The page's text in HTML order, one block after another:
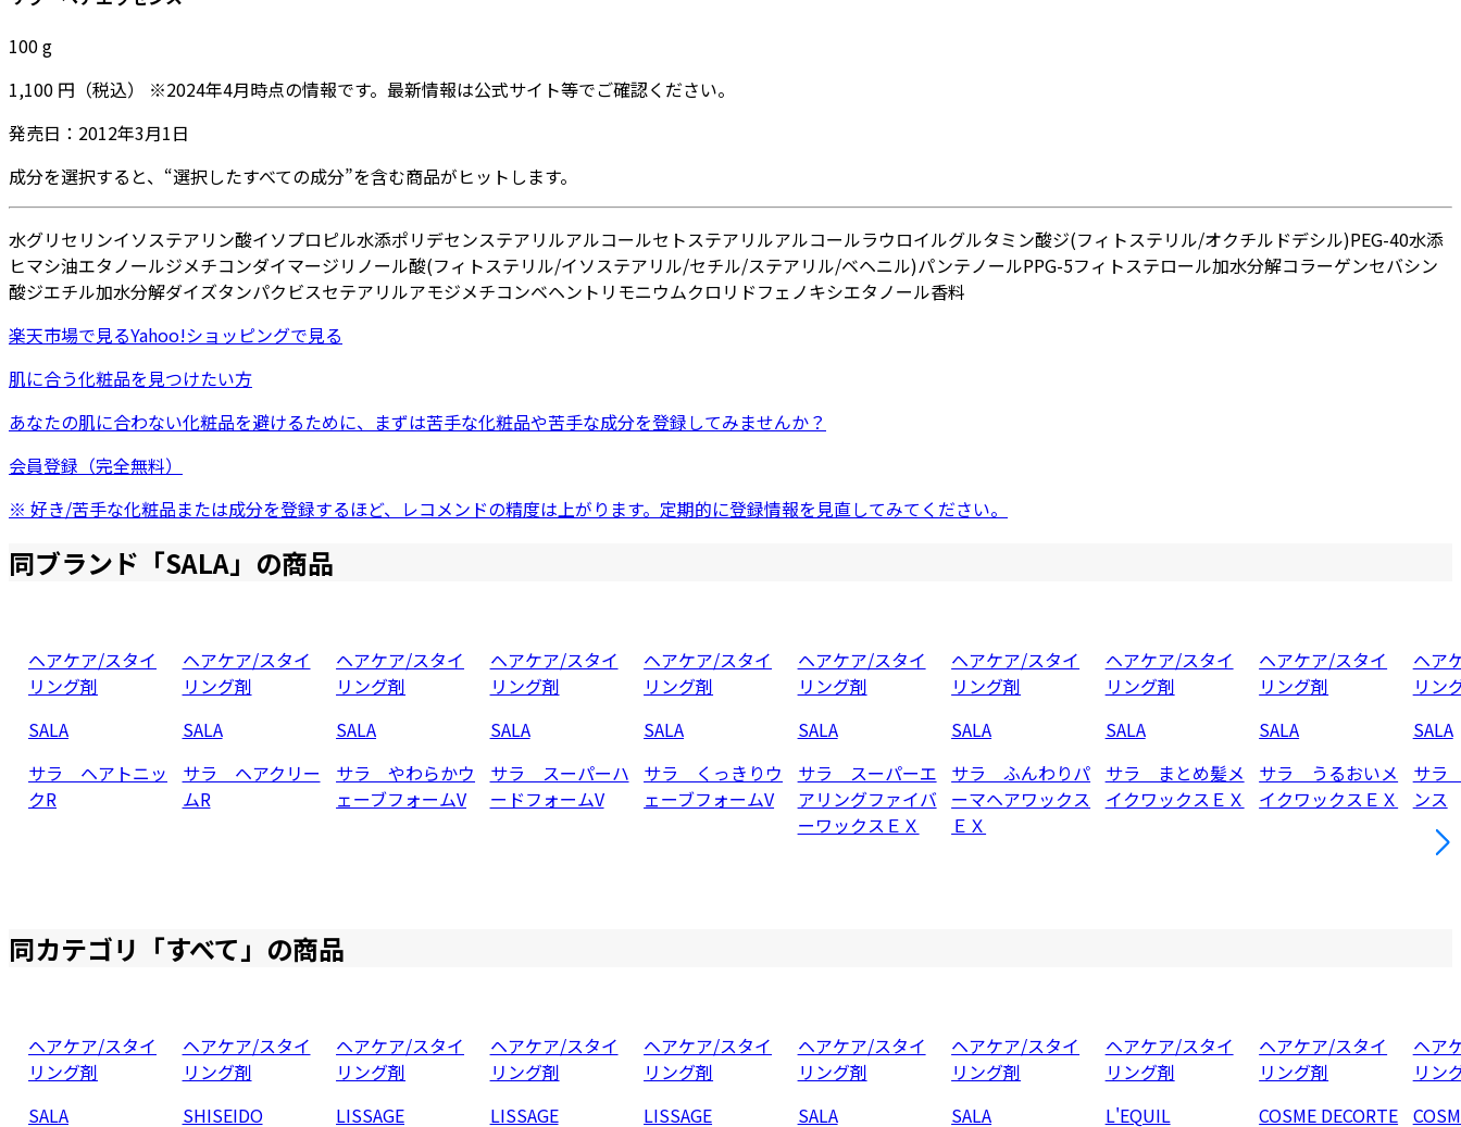
100g
1,100 円 （税込） ※2024年4月時点の情報です。最新情報は公式サイト等でご確認ください。
発売日： 2012年3月1日
成分を選択すると、“選択したすべての成分”を含む商品がヒットします。
水グリセリンイソステアリン酸イソプロピル水添ポリデセンステアリルアルコールセトステアリルアルコールラウロイルグルタミン酸ジ(フィトステリル/オクチルドデシル)PEG-40水添
ヒマシ油エタノールジメチコンダイマージリノール酸(フィトステリル/イソステアリル/セチル/ステアリル/ベヘニル)パンテノールPPG-5フィトステロール加水分解コラーゲンセバシン
酸ジエチル加水分解ダイズタンパク ビスセテアリルアモジメチコンベヘントリモニウムクロリドフェノキシエタノール香料
楽天市場で見るYahoo!ショッピングで見る
肌に合う化粧品を見つけたい方
あなたの肌に合わない化粧品を避けるために、まずは苦手な化粧品や苦手な成分を登録してみませんか？
会員登録（完全無料）
※ 好き/苦手な化粧品または成分を登録するほど、レコメンドの精度は上がります。定期的に登録情報を見直してみてください。
同ブランド「SALA」の商品
ヘアケア/スタイ
リング剤
SALA
サラ ヘアトニッ
クR
ヘアケア/スタイ
リング剤
SALA
サラ ヘアクリー
ムR
ヘアケア/スタイ
リング剤
SALA
サラ やわらかウ
ェーブフォームV
ヘアケア/スタイ
リング剤
SALA
サラ スーパーハ
ードフォームV
ヘアケア/スタイ
リング剤
SALA
サラ くっきりウ
ェーブフォームV
ヘアケア/スタイ
リング剤
SALA
サラ スーパーエ
アリングファイバ
ーワックスＥＸ
ヘアケア/スタイ
リング剤
SALA
サラ ふんわりパ
ーマヘアワックス
ＥＸ
ヘアケア/スタイ
リング剤
SALA
サラ まとめ髪メ
イクワックスＥＸ
ヘアケア/スタイ
リング剤
SALA
サラ うるおいメ
イクワックスＥＸ
ヘア
リン
SALA
サラ
ンス
同カテゴリ「すべて」の商品
ヘアケア/スタイ
リング剤
SALA
ヘアケア/スタイ
リング剤
SHISEIDO
ヘアケア/スタイ
リング剤
LISSAGE
ヘアケア/スタイ
リング剤
LISSAGE
ヘアケア/スタイ
リング剤
LISSAGE
ヘアケア/スタイ
リング剤
SALA
ヘアケア/スタイ
リング剤
SALA
ヘアケア/スタイ
リング剤
L'EQUIL
ヘアケア/スタイ
リング剤
COSME DECORTE
ヘア
リン